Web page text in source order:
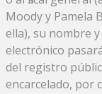
Moody y Pamela
ella), su nombre
electrónico
del registro
encarcelado, por